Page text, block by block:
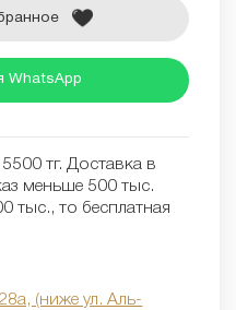
WhatsApp
тг. Доставка в
меньше 500 тыс.
тыс., то бесплатная
(ниже ул. Аль-